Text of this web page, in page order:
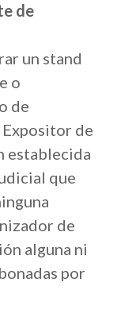
de
un stand
o
de
de
establecida
que
de
alguna ni
por